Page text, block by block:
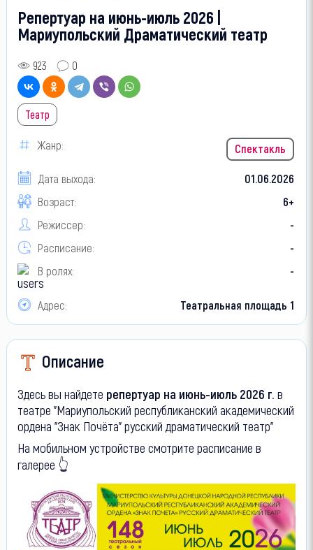
Репертуар на июнь-июль 2026 |
Мариупольский Драматический театр
923 0
Театр
Жанр: Спектакль
Дата выхода:
01.06.2026
Возраст:
6+
Режиссер:
-
Расписание:
-
В ролях:
-
Адрес: Театральная площадь 1
Описание
Здесь вы найдете репертуар на июнь-июль 2026 г. в
театре "Мариупольский республиканский академический
ордена "Знак Почёта" русский драматический театр"
На мобильном устройстве смотрите расписание в
галерее 👆